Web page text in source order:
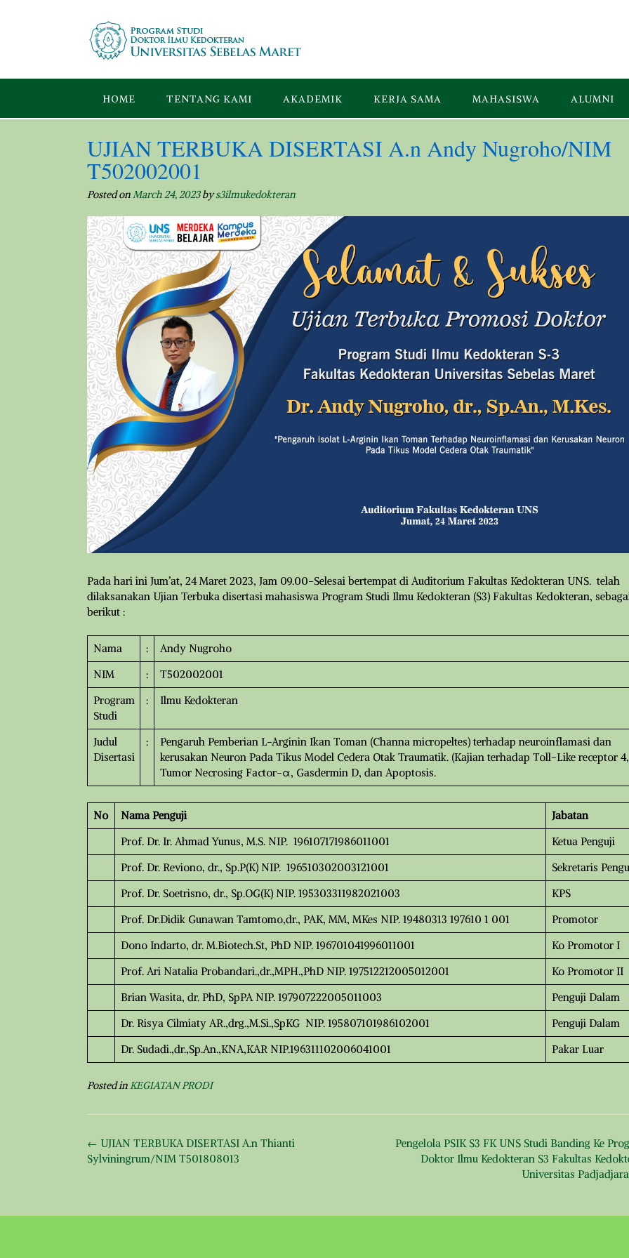
HOME TENTANG KAMI AKADEMIK KERJA SAMA MAHASISWA ALUMNI
UJIAN TERBUKA DISERTASI A.n Andy Nugroho/NIM
T502002001
Posted onMarch 24, 2023bys3ilmukedokteran
Pada hari ini Jum’at, 24 Maret 2023, Jam 09.00-Selesai bertempat di Auditorium Fakultas Kedokteran UNS. telah
dilaksanakan Ujian Terbuka disertasi mahasiswa Program Studi Ilmu Kedokteran (S3) Fakultas Kedokteran,
berikut :
Nama :
Andy Nugroho
NIM
:
T502002001
Program
Studi
: Ilmu Kedokteran
Judul
Disertasi
:
Pengaruh Pemberian L-Arginin Ikan Toman (Channa micropeltes) terhadap neuroinflamasi dan
kerusakan Neuron Pada Tikus Model Cedera Otak Traumatik. (Kajian terhadap Toll-Like receptor 4,
Tumor Necrosing Factor-α, Gasdermin D, dan Apoptosis.
No Nama Penguji
Jabatan
Prof. Dr. Ir. Ahmad Yunus, M.S. NIP. 196107171986011001
Ketua Penguji
Prof. Dr. Reviono, dr., Sp.P(K) NIP. 196510302003121001
Sekretaris
Prof. Dr. Soetrisno, dr., Sp.OG(K) NIP. 195303311982021003
KPS
Prof. Dr.Didik Gunawan Tamtomo,dr., PAK, MM, MKes NIP. 19480313 197610 1 001
Promotor
Dono Indarto, dr. M.Biotech.St, PhD NIP. 196701041996011001
Ko Promotor I
Prof. Ari Natalia Probandari.,dr.,MPH.,PhD NIP. 197512212005012001
Ko Promotor II
Brian Wasita, dr. PhD, SpPA NIP. 197907222005011003
Penguji Dalam
Dr. Risya Cilmiaty AR.,drg.,M.Si.,SpKG NIP. 195807101986102001
Penguji Dalam
Dr. Sudadi.,dr.,Sp.An.,KNA,KAR NIP.196311102006041001
Pakar Luar
Posted inKEGIATAN PRODI
Post
navigation
Pengelola PSIK S3 FK UNS Studi Banding Ke
Doktor Ilmu Kedokteran S3 Fakultas
Universitas
← UJIAN TERBUKA DISERTASI A.n Thianti
Sylviningrum/NIM T501808013